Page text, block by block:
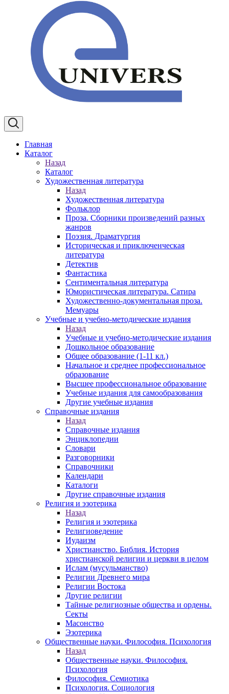
Главная
Каталог
Назад
Каталог
Художественная литература
Назад
Художественная литература
Фольклор
Проза. Сборники произведений разных
жанров
Поэзия. Драматургия
Историческая и приключенческая
литература
Детектив
Фантастика
Сентиментальная литература
Юмористическая литература. Сатира
Художественно-документальная проза.
Мемуары
Учебные и учебно-методические издания
Назад
Учебные и учебно-методические издания
Дошкольное образование
Общее образование (1-11 кл.)
Начальное и среднее профессиональное
образование
Высшее профессиональное образование
Учебные издания для самообразования
Другие учебные издания
Справочные издания
Назад
Справочные издания
Энциклопедии
Словари
Разговорники
Справочники
Календари
Каталоги
Другие справочные издания
Религия и эзотерика
Назад
Религия и эзотерика
Религиоведение
Иудаизм
Христианство. Библия. История
христианской религии и церкви в целом
Ислам (мусульманство)
Религии Древнего мира
Религии Востока
Другие религии
Тайные религиозные общества и ордены.
Секты
Масонство
Эзотерика
Общественные науки. Философия. Психология
Назад
Общественные науки. Философия.
Психология
Философия. Семиотика
Психология. Социология